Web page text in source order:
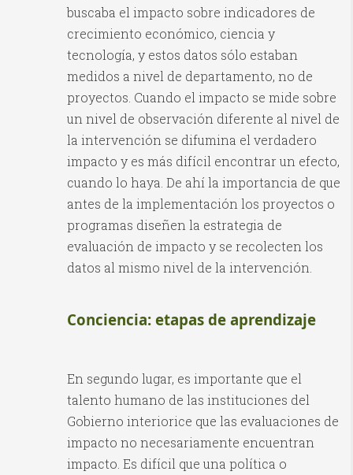
buscaba el impacto sobre indicadores de
crecimiento económico, ciencia y
tecnología, y estos datos sólo estaban
medidos a nivel de departamento, no de
proyectos. Cuando el impacto se mide sobre
un nivel de observación diferente al nivel de
la intervención se difumina el verdadero
impacto y es más difícil encontrar un efecto,
cuando lo haya. De ahí la importancia de que
antes de la implementación los proyectos o
programas diseñen la estrategia de
evaluación de impacto y se recolecten los
datos al mismo nivel de la intervención.
Conciencia: etapas de aprendizaje
En segundo lugar, es importante que el
talento humano de las instituciones del
Gobierno interiorice que las evaluaciones de
impacto no necesariamente encuentran
impacto. Es difícil que una política o